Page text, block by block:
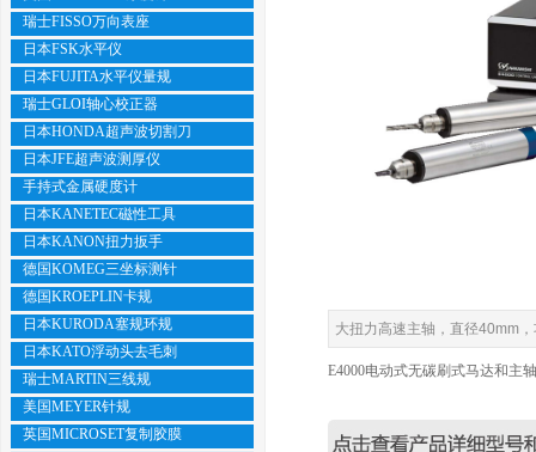
大扭力高速主轴，直径40mm
E4000电动式无碳刷式马达和主
瑞士FISSO万向表座
日本FSK水平仪
日本FUJITA水平仪量规
瑞士GLOI轴心校正器
日本HONDA超声波切割刀
日本JFE超声波测厚仪
手持式金属硬度计
日本KANETEC磁性工具
日本KANON扭力扳手
德国KOMEG三坐标测针
德国KROEPLIN卡规
日本KURODA塞规环规
日本KATO浮动头去毛刺
瑞士MARTIN三线规
美国MEYER针规
英国MICROSET复制胶膜